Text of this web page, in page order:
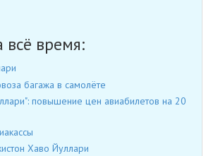
время:
багажа в самолёте
повышение цен авиабилетов на 20
Хаво Йуллари